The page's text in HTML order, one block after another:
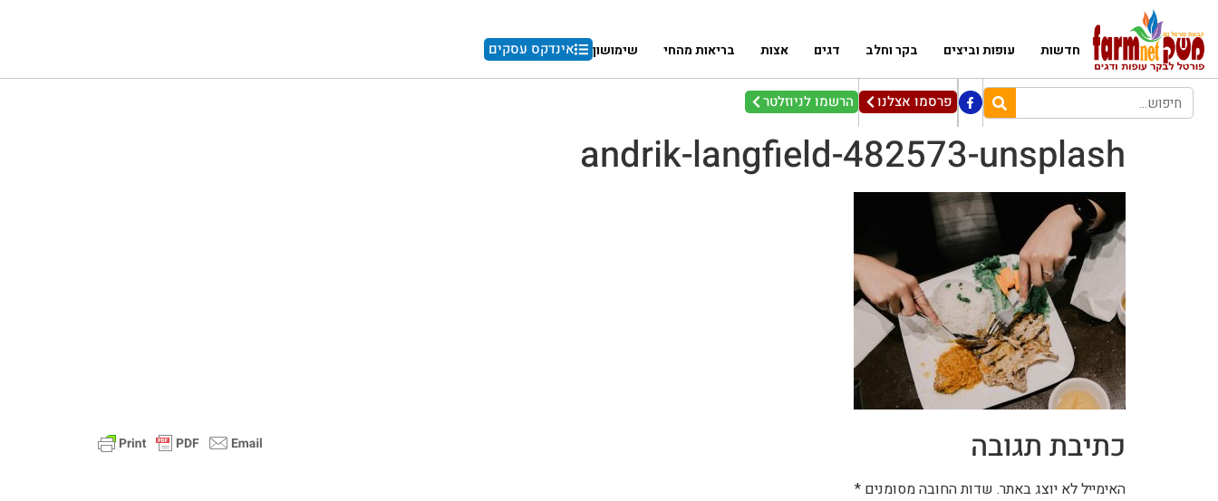
חדשות עופות וביצים בקר וחלב דגים אצות בריאות מהחי שימושון אינדקס עסקים
פרסמו אצלנו הרשמו לניוזלטר
andrik-langfield-482573-unsplash
כתיבת תגובה
האימייל לא יוצג באתר. שדות החובה מסומנים *